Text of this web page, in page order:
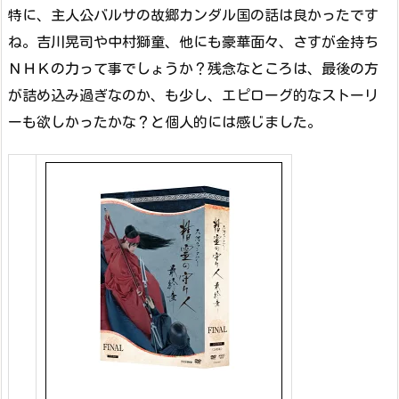
特に、主人公バルサの故郷カンダル国の話は良かったです
ね。吉川晃司や中村獅童、他にも豪華面々、さすが金持ち
ＮＨＫの力って事でしょうか？残念なところは、最後の方
が詰め込み過ぎなのか、も少し、エピローグ的なストーリ
ーも欲しかったかな？と個人的には感じました。